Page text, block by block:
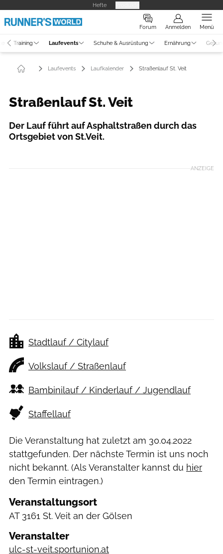
Hefte
Forum Anmelden Menü
Training Laufevents Schuhe & Ausrüstung Ernährung
Laufevents Laufkalender Straßenlauf St. Veit
Straßenlauf St. Veit
Der Lauf führt auf Asphaltstraßen durch das
Ortsgebiet von St.Veit.
ANZEIGE
Stadtlauf / Citylauf
Volkslauf / Straßenlauf
Bambinilauf / Kinderlauf / Jugendlauf
Staffellauf
Die Veranstaltung hat zuletzt am 30.04.2022
stattgefunden. Der nächste Termin ist uns noch
nicht bekannt. (Als Veranstalter kannst du hier
den Termin eintragen.)
Veranstaltungsort
AT 3161 St. Veit an der Gölsen
Veranstalter
ulc-st-veit.sportunion.at